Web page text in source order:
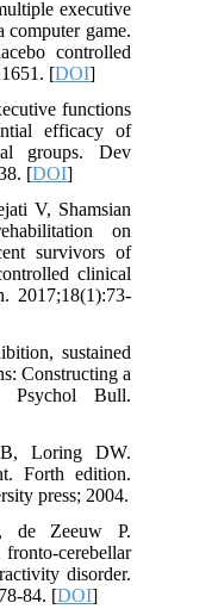
executive
computer game.
controlled
[DOI
functions
efficacy of
groups. Dev
38. [DOI
V, Shamsian
on
survivors of
clinical
2017;18(1):73-
sustained
Constructing a
Psychol Bull.
Loring DW.
Forth edition.
press; 2004.
de Zeeuw P.
fronto-cerebellar
disorder.
84. [DOI